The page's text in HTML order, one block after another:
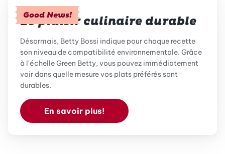
Good News!
Le plaisir culinaire durable
Désormais, Betty Bossi indique pour chaque recette
son niveau de compatibilité environnementale. Grâce
à l'échelle Green Betty, vous pouvez immédiatement
voir dans quelle mesure vos plats préférés sont
durables.
En savoir plus!